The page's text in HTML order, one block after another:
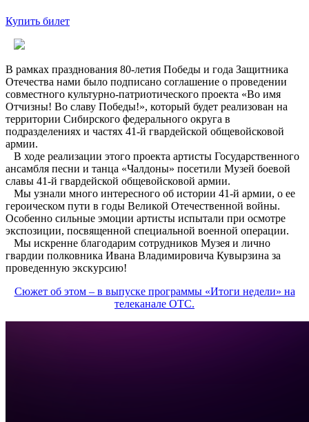
Купить билет
В рамках празднования 80-летия Победы и года Защитника
Отечества нами было подписано соглашение о проведении
совместного культурно-патриотического проекта «Во имя
Отчизны! Во славу Победы!», который будет реализован на
территории Сибирского федерального округа в
подразделениях и частях 41-й гвардейской общевойсковой
армии.
В ходе реализации этого проекта артисты Государственного
ансамбля песни и танца «Чалдоны» посетили Музей боевой
славы 41-й гвардейской общевойсковой армии.
Мы узнали много интересного об истории 41-й армии, о ее
героическом пути в годы Великой Отечественной войны.
Особенно сильные эмоции артисты испытали при осмотре
экспозиции, посвященной специальной военной операции.
Мы искренне благодарим сотрудников Музея и лично
гвардии полковника Ивана Владимировича Кувырзина за
проведенную экскурсию!
Сюжет об этом – в выпуске программы «Итоги недели» на
телеканале ОТС.